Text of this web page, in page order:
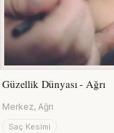
Güzellik Dünyası - Ağrı
Merkez, Ağrı
Saç Kesimi